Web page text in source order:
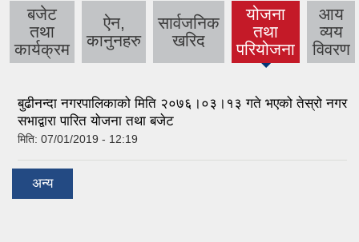
बजेट
तथा
कार्यक्रम
ऐन,
कानुनहरु
सार्वजनिक
खरिद
योजना
तथा
परियोजना
(active
tab)
आय
व्यय
विवरण
बुढीनन्दा नगरपालिकाको मिति २०७६।०३।१३ गते भएको तेस्रो नगर
सभाद्वारा पारित योजना तथा बजेट
मिति: 07/01/2019 - 12:19
अन्य